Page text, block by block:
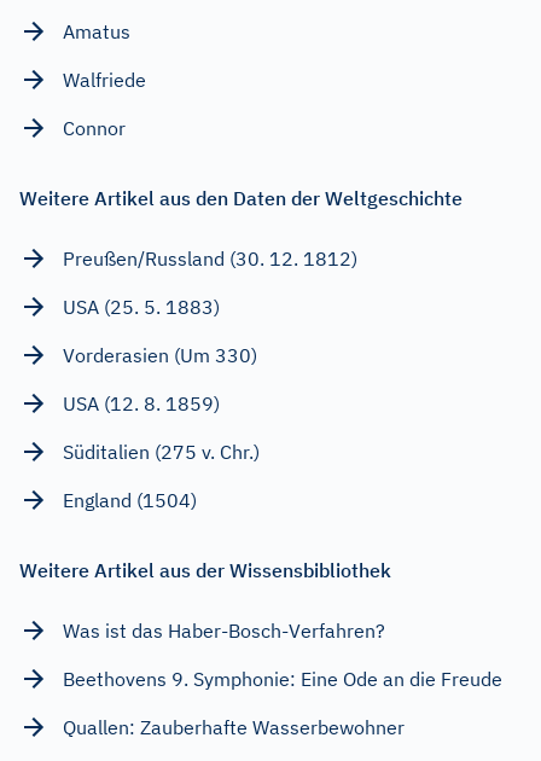
Amatus
Walfriede
Connor
Weitere Artikel aus den Daten der Weltgeschichte
Preußen/Russland (30. 12. 1812)
USA (25. 5. 1883)
Vorderasien (Um 330)
USA (12. 8. 1859)
Süditalien (275 v. Chr.)
England (1504)
Weitere Artikel aus der Wissensbibliothek
Was ist das Haber-Bosch-Verfahren?
Beethovens 9. Symphonie: Eine Ode an die Freude
Quallen: Zauberhafte Wasserbewohner